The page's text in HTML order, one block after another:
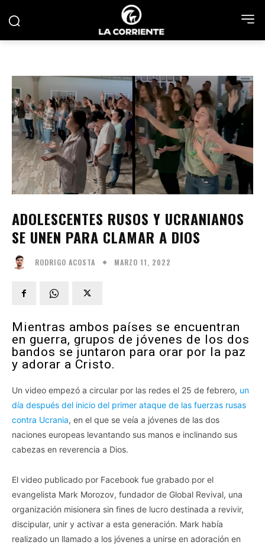
ADOLESCENTES RUSOS Y UCRANIANOS
SE UNEN PARA CLAMAR A DIOS
RODRIGO ACOSTA MARZO 11, 2022
Mientras ambos países se encuentran
en guerra, grupos de jóvenes de los dos
bandos se juntaron para orar por la paz
y adorar a Cristo.
Un video empezó a circular por las redes el 25 de febrero, un
día después del inicio del primer ataque de las fuerzas rusas
contra Ucrania, en el que se veía a jóvenes de las dos
naciones europeas levantando sus manos e inclinando sus
cabezas en reverencia a Dios.
El video publicado por Facebook fue grabado por el
evangelista Mark Morozov, fundador de Global Revival, una
organización misionera sin fines de lucro destinada a revivir,
discipular, unir y activar a esta generación. Mark había
realizado un llamado a los jóvenes a unirse en adoración en